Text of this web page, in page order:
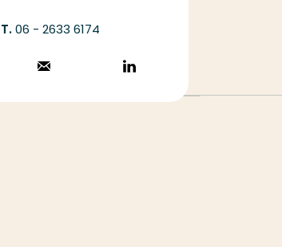
06 - 2633 6174
Stuur een email
LinkedIn